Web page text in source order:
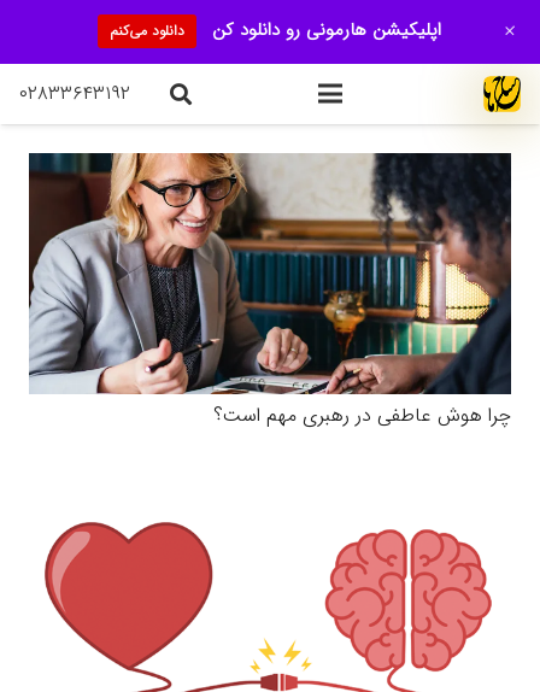
۰۲۸۳۳۶۴۳۱۹۲
چرا هوش عاطفی در رهبری مهم است؟
اپلیکیشن هارمونی رو دانلود کن دانلود می‌کنم +